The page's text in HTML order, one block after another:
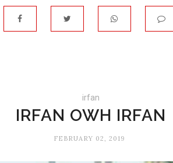
irfan
IRFAN OWH IRFAN
FEBRUARY 02, 2019